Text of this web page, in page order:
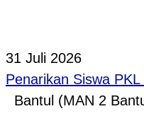
31 Juli 2026
Penarikan Siswa
Bantul (MAN 2